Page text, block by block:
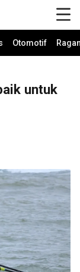
Otomotif
untuk